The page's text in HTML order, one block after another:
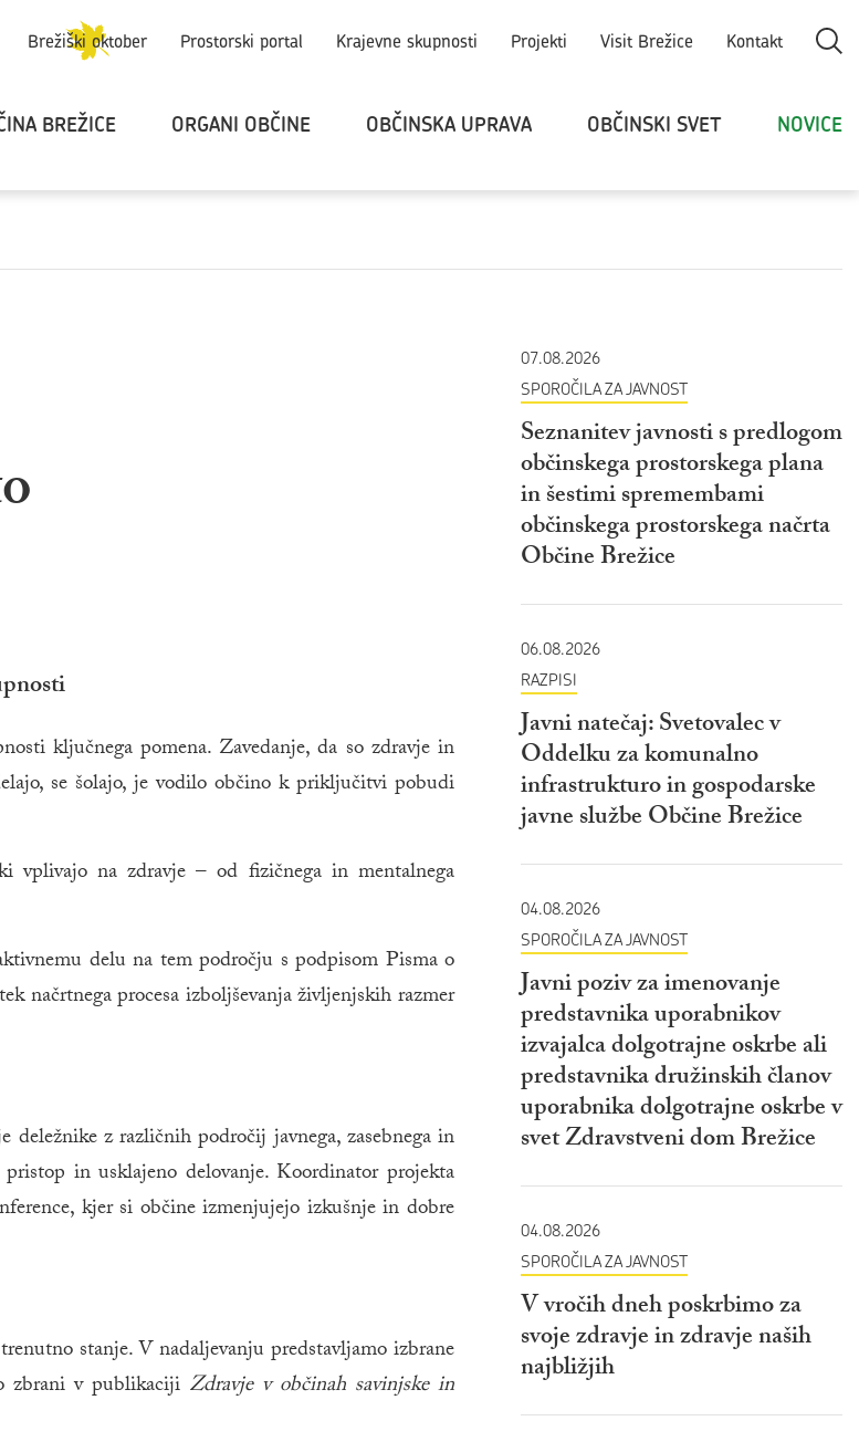
Brežiški oktober Prostorski portal Krajevne skupnosti Projekti Visit Brežice Kontakt
BREŽICE ORGANI OBČINE OBČINSKA UPRAVA OBČINSKI SVET NOVICE
ključnega pomena. Zavedanje, da so zdravje in
se šolajo, je vodilo občino k priključitvi pobudi
vplivajo na zdravje – od fizičnega in mentalnega
delu na tem področju s podpisom Pisma o
načrtnega procesa izboljševanja življenjskih razmer
z različnih področij javnega, zasebnega in
in usklajeno delovanje. Koordinator projekta
kjer si občine izmenjujejo izkušnje in dobre
stanje. V nadaljevanju predstavljamo izbrane
zbrani v publikaciji Zdravje v občinah savinjske in
07.08.2026
SPOROČILA ZA JAVNOST
Seznanitev javnosti s predlogom
občinskega prostorskega plana
in šestimi spremembami
občinskega prostorskega načrta
Občine Brežice
06.08.2026
RAZPISI
Javni natečaj: Svetovalec v
Oddelku za komunalno
infrastrukturo in gospodarske
javne službe Občine Brežice
04.08.2026
SPOROČILA ZA JAVNOST
Javni poziv za imenovanje
predstavnika uporabnikov
izvajalca dolgotrajne oskrbe ali
predstavnika družinskih članov
uporabnika dolgotrajne oskrbe v
svet Zdravstveni dom Brežice
04.08.2026
SPOROČILA ZA JAVNOST
V vročih dneh poskrbimo za
svoje zdravje in zdravje naših
najbližjih